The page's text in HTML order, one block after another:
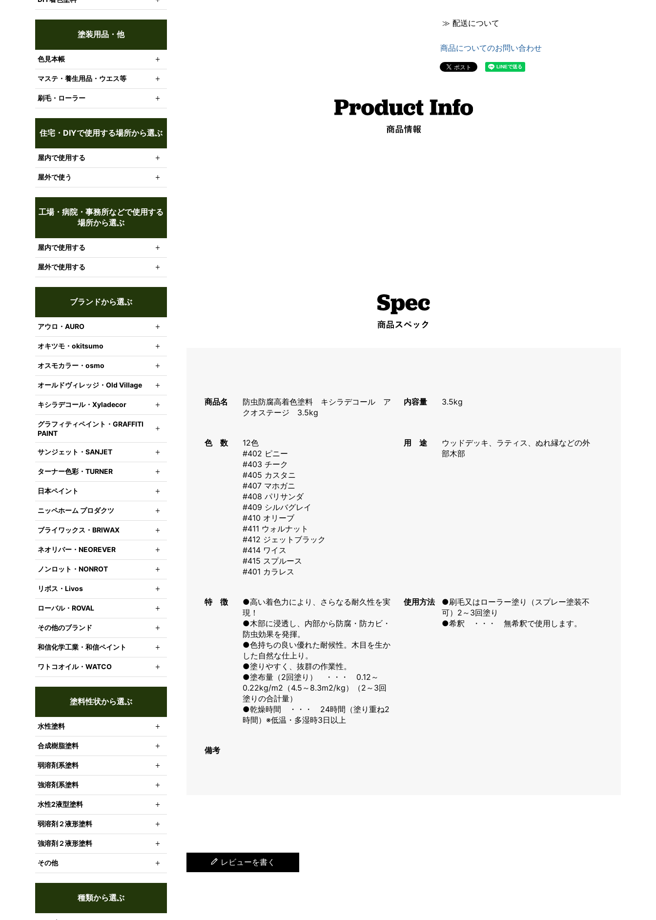
塗装用品・他
色見本帳
マステ・養生用品・ウエス等
刷毛・ローラー
住宅・DIYで使用する場所から選ぶ
屋内で使用する
屋外で使う
工場・病院・事務所などで使用する
場所から選ぶ
屋内で使用する
屋外で使用する
ブランドから選ぶ
アウロ・AURO
オキツモ・okitsumo
オスモカラー・osmo
オールドヴィレッジ・Old Village
キシラデコール・Xyladecor
グラフィティペイント・GRAFFITI
PAINT
サンジェット・SANJET
ターナー色彩・TURNER
日本ペイント
ニッペホーム プロダクツ
ブライワックス・BRIWAX
ネオリバー・NEOREVER
ノンロット・NONROT
リボス・Livos
ローバル・ROVAL
その他のブランド
和信化学工業・和信ペイント
ワトコオイル・WATCO
塗料性状から選ぶ
水性塗料
合成樹脂塗料
弱溶剤系塗料
強溶剤系塗料
水性2液型塗料
弱溶剤２液形塗料
強溶剤２液形塗料
その他
種類から選ぶ
≫ 配送について
商品についてのお問い合わせ
商品名
防虫防腐高着色塗料 キシラデコール ア
クオステージ 3.5kg
内容量 3.5kg
色 数
12色
#402 ピニー
#403 チーク
#405 カスタニ
#407 マホガニ
#408 パリサンダ
#409 シルバグレイ
#410 オリーブ
#411 ウォルナット
#412 ジェットブラック
#414 ワイス
#415 スプルース
#401 カラレス
用 途
ウッドデッキ、ラティス、ぬれ縁などの外
部木部
特 徴
●高い着色力により、さらなる耐久性を実
現！
●木部に浸透し、内部から防腐・防カビ・
防虫効果を発揮。
●色持ちの良い優れた耐候性。木目を生か
した自然な仕上り。
●塗りやすく、抜群の作業性。
●塗布量（2回塗り） ・・・ 0.12～
0.22kg/m2（4.5～8.3m2/kg）（2～3回
塗りの合計量）
●乾燥時間 ・・・ 24時間（塗り重ね2
時間）※低温・多湿時3日以上
使用方法
●刷毛又はローラー塗り（スプレー塗装不
可）2～3回塗り
●希釈 ・・・ 無希釈で使用します。
備考
レビューを書く